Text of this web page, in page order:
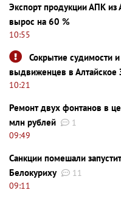
Экспорт продукции АПК из
вырос на 60 %
10:55
Сокрытие судимости
выдвиженцев в Алтайское
10:21
Ремонт двух фонтанов в
млн рублей
1
09:49
Санкции помешали
Белокуриху
11
09:11